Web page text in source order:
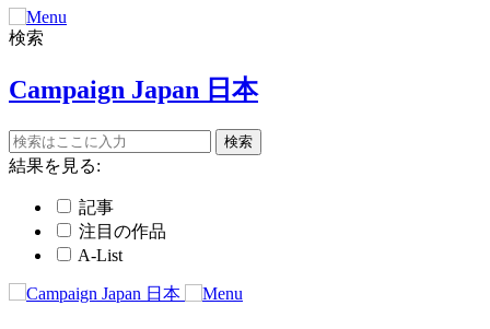
検索
Campaign Japan 日本
結果を見る:
記事
注目の作品
A-List